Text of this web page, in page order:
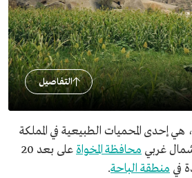
التفاصيل
، هي إحدى المحميات الطبيعية في المملكة
غربي محافظة المخواة
على بعد 20
في منطقة الباحة.